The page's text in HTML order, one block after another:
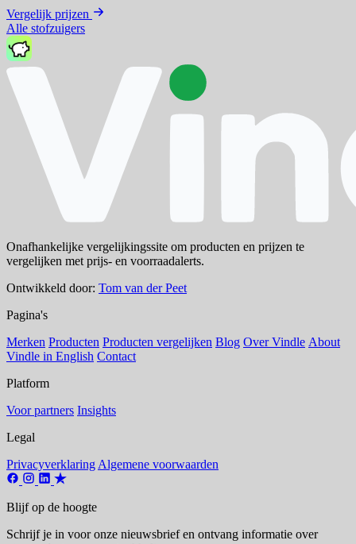
Vergelijk prijzen
Alle stofzuigers
Onafhankelijke vergelijkingssite om producten en prijzen te
vergelijken met prijs- en voorraadalerts.
Ontwikkeld door: Tom van der Peet
Pagina's
Merken Producten Producten vergelijken Blog Over Vindle About
Vindle in English Contact
Platform
Voor partners Insights
Legal
Privacyverklaring Algemene voorwaarden
Blijf op de hoogte
Schrijf je in voor onze nieuwsbrief en ontvang informatie over